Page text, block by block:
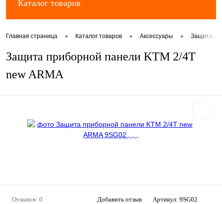
Каталог товаров
Главная страница • Каталог товаров • Аксессуары • Защита
Защита приборной панели KTM 2/4T
new ARMA
Отзывов: 0 Добавить отзыв Артикул: 9SG02